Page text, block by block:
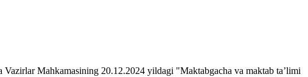
Mahkamasining 20.12.2024 yildagi "Maktabgacha va maktab taʼlimi